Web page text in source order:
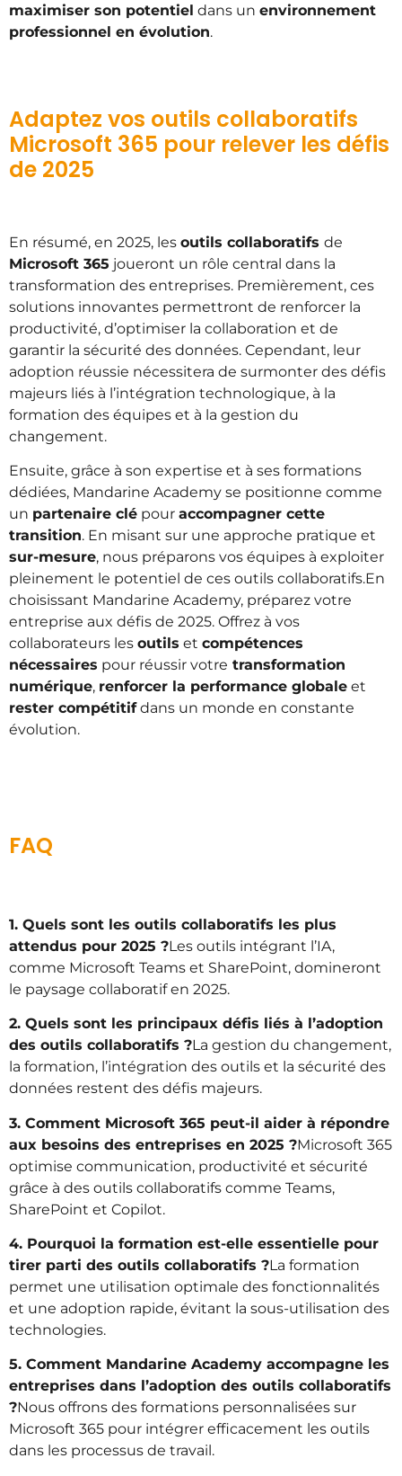
maximiser son potentiel dans un environnement
professionnel en évolution.
Adaptez vos outils collaboratifs
Microsoft 365 pour relever les défis
de 2025
En résumé, en 2025, les outils collaboratifs de
Microsoft 365 joueront un rôle central dans la
transformation des entreprises. Premièrement, ces
solutions innovantes permettront de renforcer la
productivité, d’optimiser la collaboration et de
garantir la sécurité des données. Cependant, leur
adoption réussie nécessitera de surmonter des défis
majeurs liés à l’intégration technologique, à la
formation des équipes et à la gestion du
changement.
Ensuite, grâce à son expertise et à ses formations
dédiées, Mandarine Academy se positionne comme
un partenaire clé pour accompagner cette
transition. En misant sur une approche pratique et
sur-mesure, nous préparons vos équipes à exploiter
pleinement le potentiel de ces outils collaboratifs.En
choisissant Mandarine Academy, préparez votre
entreprise aux défis de 2025. Offrez à vos
collaborateurs les outils et compétences
nécessaires pour réussir votre transformation
numérique, renforcer la performance globale et
rester compétitifdans un monde en constante
évolution.
FAQ
1. Quels sont les outils collaboratifs les plus
attendus pour 2025 ?Les outils intégrant l’IA,
comme Microsoft Teams et SharePoint, domineront
le paysage collaboratif en 2025.
2. Quels sont les principaux défis liés à l’adoption
des outils collaboratifs ?La gestion du changement,
la formation, l’intégration des outils et la sécurité des
données restent des défis majeurs.
3. Comment Microsoft 365 peut-il aider à répondre
aux besoins des entreprises en 2025 ?Microsoft 365
optimise communication, productivité et sécurité
grâce à des outils collaboratifs comme Teams,
SharePoint et Copilot.
4. Pourquoi la formation est-elle essentielle pour
tirer parti des outils collaboratifs ?La formation
permet une utilisation optimale des fonctionnalités
et une adoption rapide, évitant la sous-utilisation des
technologies.
5. Comment Mandarine Academy accompagne les
entreprises dans l’adoption des outils collaboratifs
?Nous offrons des formations personnalisées sur
Microsoft 365 pour intégrer efficacement les outils
dans les processus de travail.